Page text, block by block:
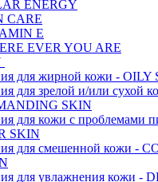
ENERGY
CARE
E
EVER YOU ARE
для жирной кожи - OILY
для зрелой и/или сухой
SKIN
для кожи с проблемами
SKIN
для смешенной кожи -
для увлажнения кожи -